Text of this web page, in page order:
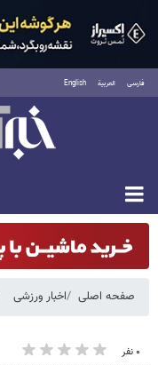
فارسی العربية English
شنبه ۱۷ مرداد ۱۴۰۵
صفحه اصلی اخبار ورزشی
۰ نفر